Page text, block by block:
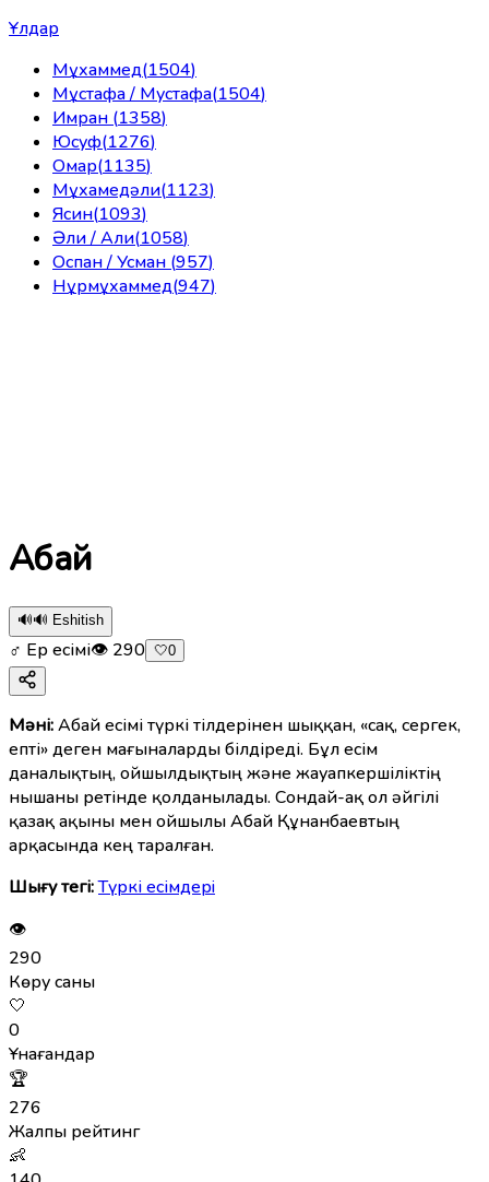
Ұлдар
Мұхаммед(1504)
Мұстафа / Мустафа(1504)
Имран (1358)
Юсуф(1276)
Омар(1135)
Мұхамедәли(1123)
Ясин(1093)
Әли / Али(1058)
Оспан / Усман (957)
Нұрмұхаммед(947)
Абай
🔊🔊 Eshitish
♂ Ер есімі👁 290 🤍0
Мәні:Абай есімі түркі тілдерінен шыққан, «сақ, сергек,
епті» деген мағыналарды білдіреді. Бұл есім
даналықтың, ойшылдықтың және жауапкершіліктің
нышаны ретінде қолданылады. Сондай-ақ ол әйгілі
қазақ ақыны мен ойшылы Абай Құнанбаевтың
арқасында кең таралған.
Шығу тегі:Түркі есімдерi
👁
290
Көру саны
🤍
0
Ұнағандар
🏆
276
Жалпы рейтинг
👶